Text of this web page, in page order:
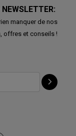
manquer de nos
offres et conseils !